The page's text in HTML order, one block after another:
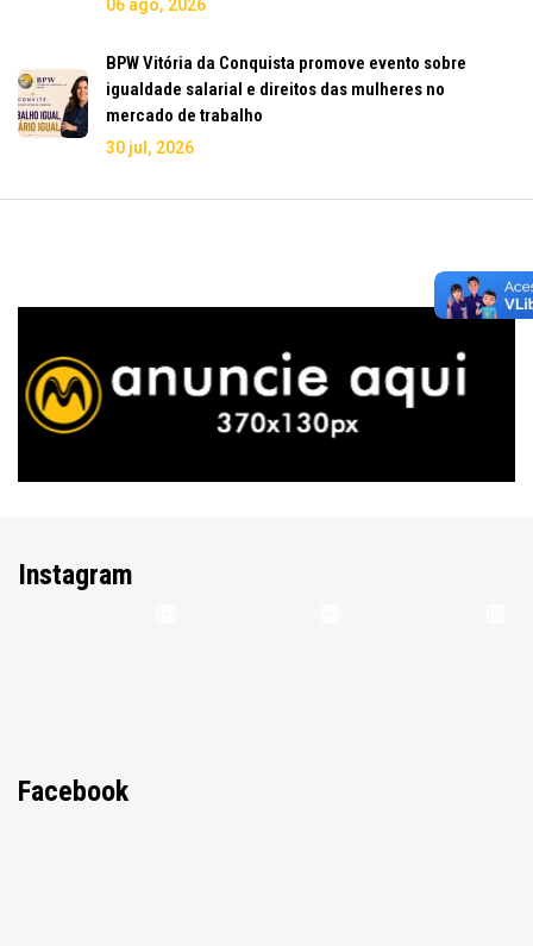
06 ago, 2026
BPW Vitória da Conquista promove evento sobre
igualdade salarial e direitos das mulheres no
mercado de trabalho
30 jul, 2026
Instagram
Facebook